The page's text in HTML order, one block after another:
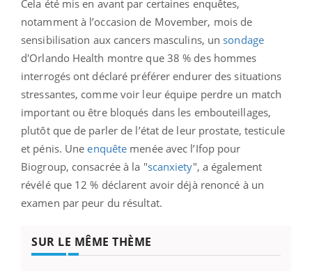
Cela été mis en avant par certaines enquêtes,
notamment à l’occasion de Movember, mois de
sensibilisation aux cancers masculins, un sondage
d'Orlando Health montre que 38 % des hommes
interrogés ont déclaré préférer endurer des situations
stressantes, comme voir leur équipe perdre un match
important ou être bloqués dans les embouteillages,
plutôt que de parler de l’état de leur prostate, testicule
et pénis. Uneenquête menée avec l’Ifop pour
Biogroup, consacrée à la "scanxiety", a également
révélé que 12 % déclarent avoir déjà renoncé à un
examen par peur du résultat.
SUR LE MÊME THÈME